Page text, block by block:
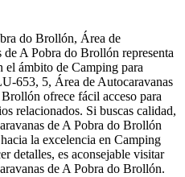
do Brollón, Área de
de A Pobra do Brollón representa
el ámbito de Camping para
653, 5, Área de Autocaravanas
ofrece fácil acceso para
relacionados. Si buscas calidad,
de A Pobra do Brollón
la excelencia en Camping
detalles, es aconsejable visitar
de A Pobra do Brollón.